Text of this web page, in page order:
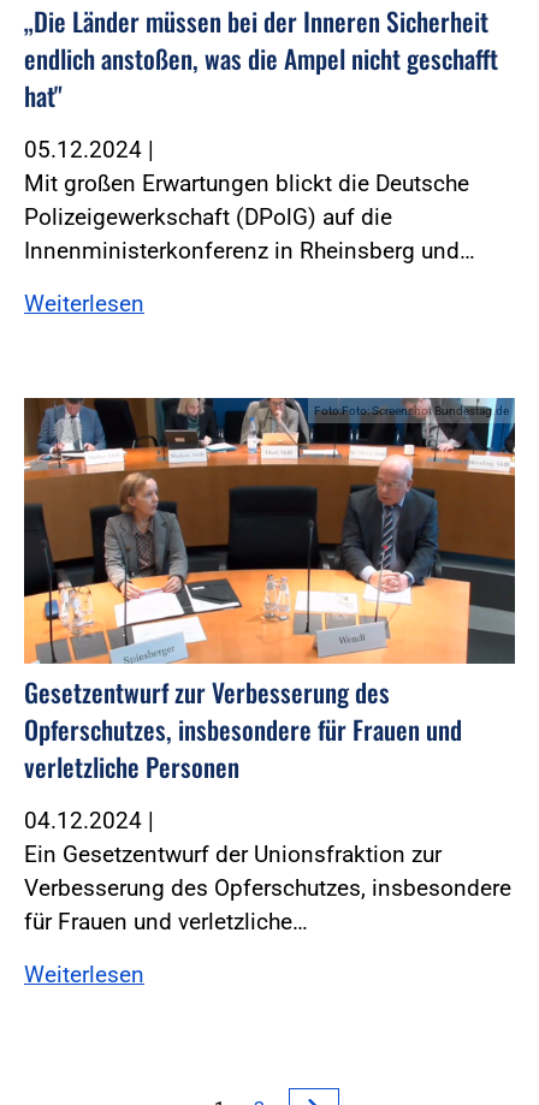
„Die Länder müssen bei der Inneren Sicherheit
endlich anstoßen, was die Ampel nicht geschafft
hat"
05.12.2024 |
Mit großen Erwartungen blickt die Deutsche
Polizeigewerkschaft (DPolG) auf die
Innenministerkonferenz in Rheinsberg und…
Weiterlesen
Foto:Foto: Screenshot Bundestag.de
Gesetzentwurf zur Verbesserung des
Opferschutzes, insbesondere für Frauen und
verletzliche Personen
04.12.2024 |
Ein Gesetzentwurf der Unionsfraktion zur
Verbesserung des Opferschutzes, insbesondere
für Frauen und verletzliche…
Weiterlesen